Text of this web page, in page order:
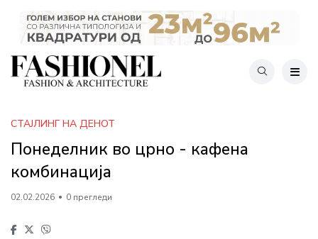
СТАЈЛИНГ НА ДЕНОТ
Понеделник во црно - кафена
комбинација
02.02.2026 0 прегледи